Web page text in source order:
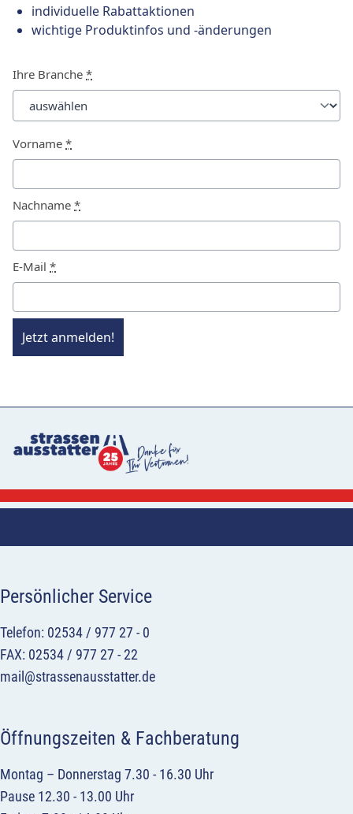
individuelle Rabattaktionen
wichtige Produktinfos und -änderungen
Ihre Branche *
Vorname *
Nachname *
E-Mail *
Jetzt anmelden!
Persönlicher Service
Telefon: 02534 / 977 27 - 0
FAX: 02534 / 977 27 - 22
mail@strassenausstatter.de
Öffnungszeiten & Fachberatung
Montag – Donnerstag 7.30 - 16.30 Uhr
Pause 12.30 - 13.00 Uhr